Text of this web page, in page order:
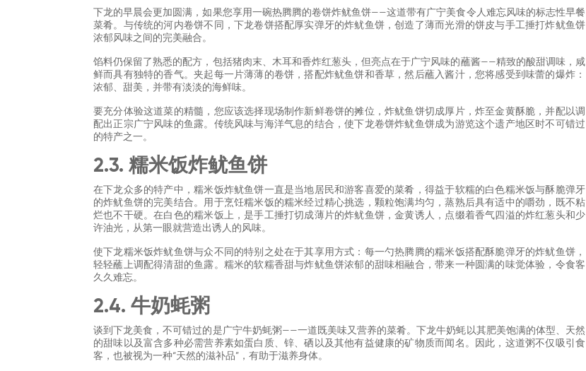
下龙的早晨会更加圆满，如果您享用一碗热腾腾的卷饼炸鱿鱼饼——这道带有广宁美食令人难忘风味的标志性早餐
菜肴。与传统的河内卷饼不同，下龙卷饼搭配厚实弹牙的炸鱿鱼饼，创造了薄而光滑的饼皮与手工捶打炸鱿鱼饼
浓郁风味之间的完美融合。
馅料仍保留了熟悉的配方，包括猪肉末、木耳和香炸红葱头，但亮点在于广宁风味的蘸酱——精致的酸甜调味，咸
鲜而具有独特的香气。夹起每一片薄薄的卷饼，搭配炸鱿鱼饼和香草，然后蘸入酱汁，您将感受到味蕾的爆炸：
浓郁、甜美，并带有淡淡的海鲜味。
要充分体验这道菜的精髓，您应该选择现场制作新鲜卷饼的摊位，炸鱿鱼饼切成厚片，炸至金黄酥脆，并配以调
配出正宗广宁风味的鱼露。传统风味与海洋气息的结合，使下龙卷饼炸鱿鱼饼成为游览这个遗产地区时不可错过
的特产之一。
2.3. 糯米饭炸鱿鱼饼
在下龙众多的特产中，糯米饭炸鱿鱼饼一直是当地居民和游客喜爱的菜肴，得益于软糯的白色糯米饭与酥脆弹牙
的炸鱿鱼饼的完美结合。用于烹饪糯米饭的糯米经过精心挑选，颗粒饱满均匀，蒸熟后具有适中的嚼劲，既不粘
烂也不干硬。在白色的糯米饭上，是手工捶打切成薄片的炸鱿鱼饼，金黄诱人，点缀着香气四溢的炸红葱头和少
许油光，从第一眼就营造出诱人的风味。
使下龙糯米饭炸鱿鱼饼与众不同的特别之处在于其享用方式：每一勺热腾腾的糯米饭搭配酥脆弹牙的炸鱿鱼饼，
轻轻蘸上调配得清甜的鱼露。糯米的软糯香甜与炸鱿鱼饼浓郁的甜味相融合，带来一种圆满的味觉体验，令食客
久久难忘。
2.4. 牛奶蚝粥
谈到下龙美食，不可错过的是广宁牛奶蚝粥——一道既美味又营养的菜肴。下龙牛奶蚝以其肥美饱满的体型、天然
的甜味以及富含多种必需营养素如蛋白质、锌、硒以及其他有益健康的矿物质而闻名。因此，这道粥不仅吸引食
客，也被视为一种“天然的滋补品”，有助于滋养身体。